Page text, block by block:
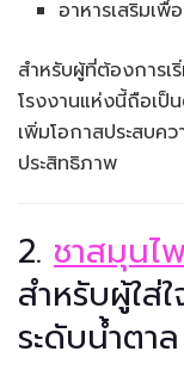
อาหารเสริมเ
สำหรับผู้ที่ต้องการเ
โรงงานแห่งนี้ถือเ
เพิ่มโอกาสประสบค
ประสิทธิภาพ
2. ชาสมุนไ
สำหรับผู้ใส่
ระดับน้ำตาล